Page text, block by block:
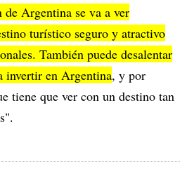
Argentina se va a ver
turístico seguro y atractivo
También puede desalentar
invertir en Argentina, y por
tiene que ver con un destino tan